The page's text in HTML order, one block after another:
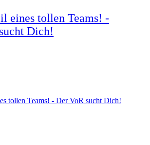
eines tollen Teams! -
Dich!
tollen Teams! - Der VoR sucht Dich!